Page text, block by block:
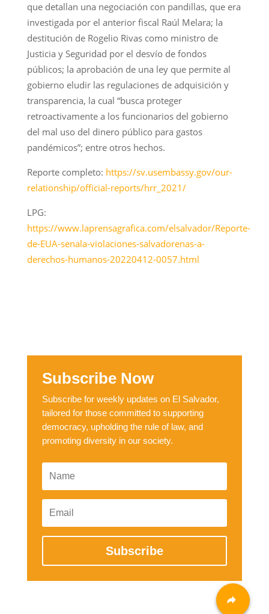
que detallan una negociación con pandillas, que era
investigada por el anterior fiscal Raúl Melara; la
destitución de Rogelio Rivas como ministro de
Justicia y Seguridad por el desvío de fondos
públicos; la aprobación de una ley que permite al
gobierno eludir las regulaciones de adquisición y
transparencia, la cual “busca proteger
retroactivamente a los funcionarios del gobierno
del mal uso del dinero público para gastos
pandémicos”; entre otros hechos.
Reporte completo: https://sv.usembassy.gov/our-
relationship/official-reports/hrr_2021/
LPG:
https://www.laprensagrafica.com/elsalvador/Reporte-
de-EUA-senala-violaciones-salvadorenas-a-
derechos-humanos-20220412-0057.html
Subscribe Now
Subscribe for weekly updates on El Salvador,
tailored for those committed to supporting
democracy, upholding the rule of law, and
promoting diversity in our society.
Subscribe